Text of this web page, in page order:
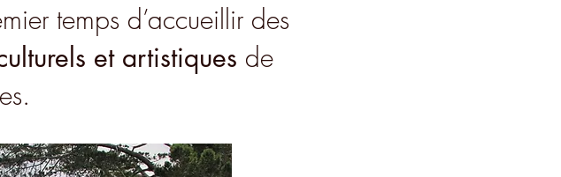
temps d’accueillir des
et artistiques de